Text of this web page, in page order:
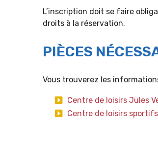
L’inscription doit se faire
droits à la réservation.
PIÈCES
Vous trouverez les
Centre de loisirs Jules
Centre de loisirs sportifs